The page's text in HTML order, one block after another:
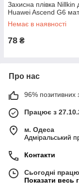
Захисна плівка Nillkin
Huawei Ascend G6
Немає в наявності
78 ₴
Про нас
96% позитивних
Працює з
м. Одеса
Адміральський
Контакти
Сьогодні
Показати весь